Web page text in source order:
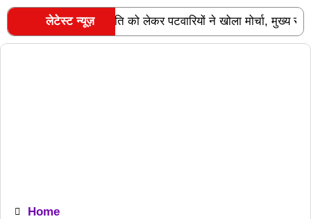
लेटेस्ट न्यूज़
और वेतन विसंगति को लेकर पटवारियों ने खोला मोर्चा, मुख्य सचिव को
RECENT POSTS
Home